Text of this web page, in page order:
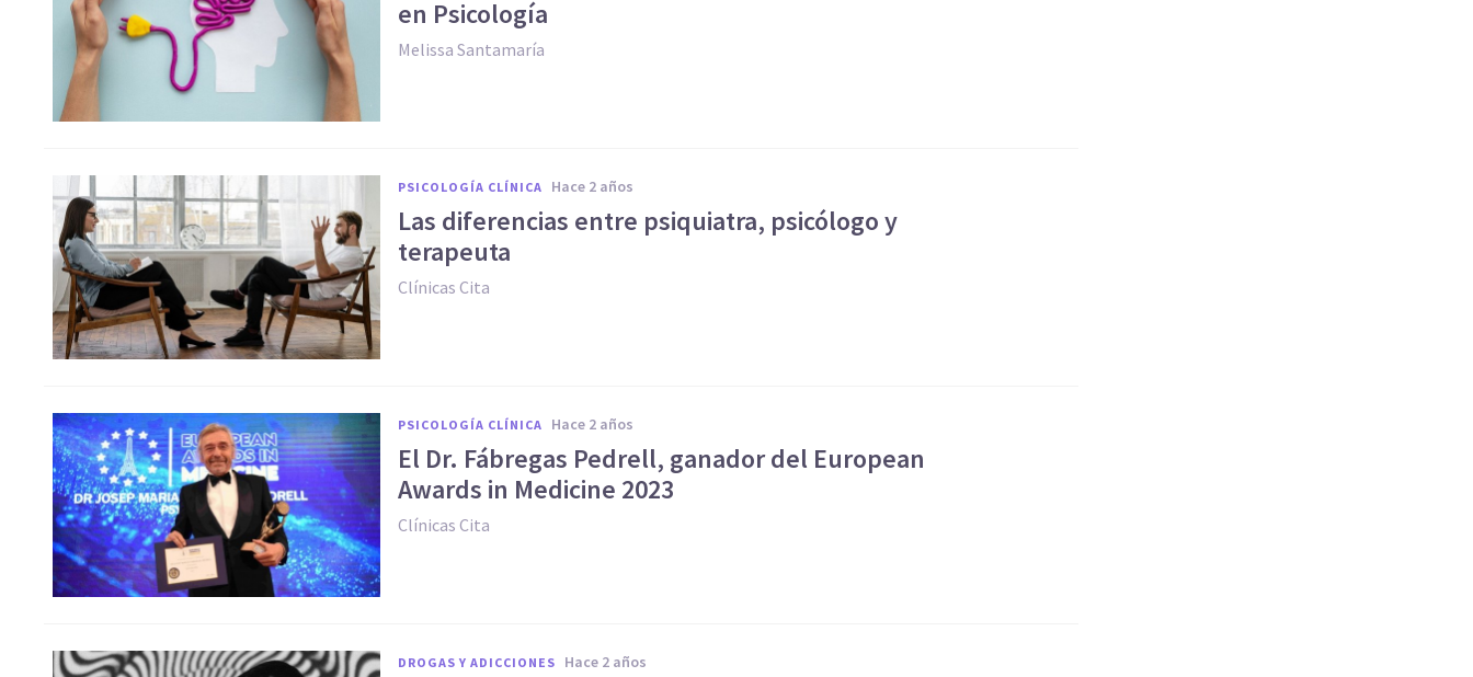
en Psicología
Melissa Santamaría
PSICOLOGÍA CLÍNICA hace 2 años
Las diferencias entre psiquiatra, psicólogo y
terapeuta
Clínicas Cita
PSICOLOGÍA CLÍNICA hace 2 años
El Dr. Fábregas Pedrell, ganador del European
Awards in Medicine 2023
Clínicas Cita
DROGAS Y ADICCIONES hace 2 años